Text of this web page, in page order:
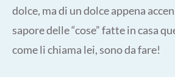
dolce, ma di un dolce appena
sapore delle “cose” fatte in casa
come li chiama lei, sono da fare!